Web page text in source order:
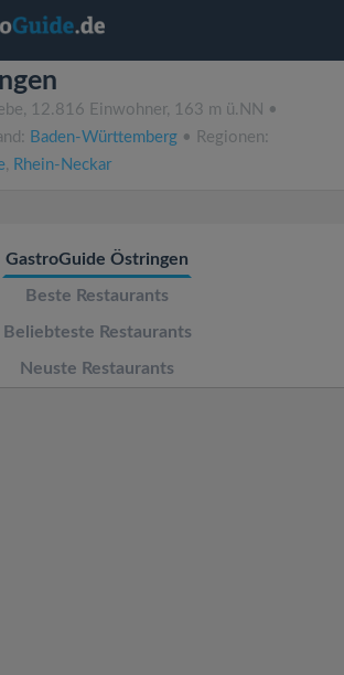
12.816 Einwohner, 163 m ü.NN •
Baden-Württemberg • Regionen:
, Rhein-Neckar
GastroGuide Östringen
Beste Restaurants
Beliebteste Restaurants
Neuste Restaurants